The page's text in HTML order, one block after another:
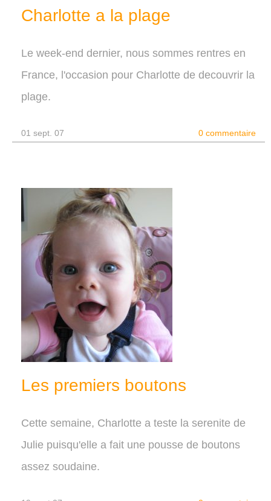
Charlotte a la plage
Le week-end dernier, nous sommes rentres en
France, l'occasion pour Charlotte de decouvrir la
plage.
01 sept. 07 0 commentaire
Les premiers boutons
Cette semaine, Charlotte a teste la serenite de
Julie puisqu'elle a fait une pousse de boutons
assez soudaine.